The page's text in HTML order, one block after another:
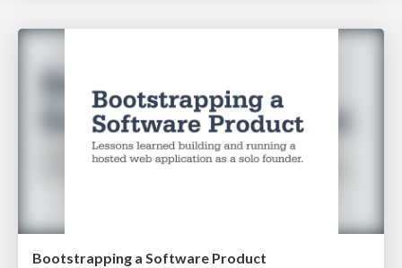
Bootstrapping a Software Product